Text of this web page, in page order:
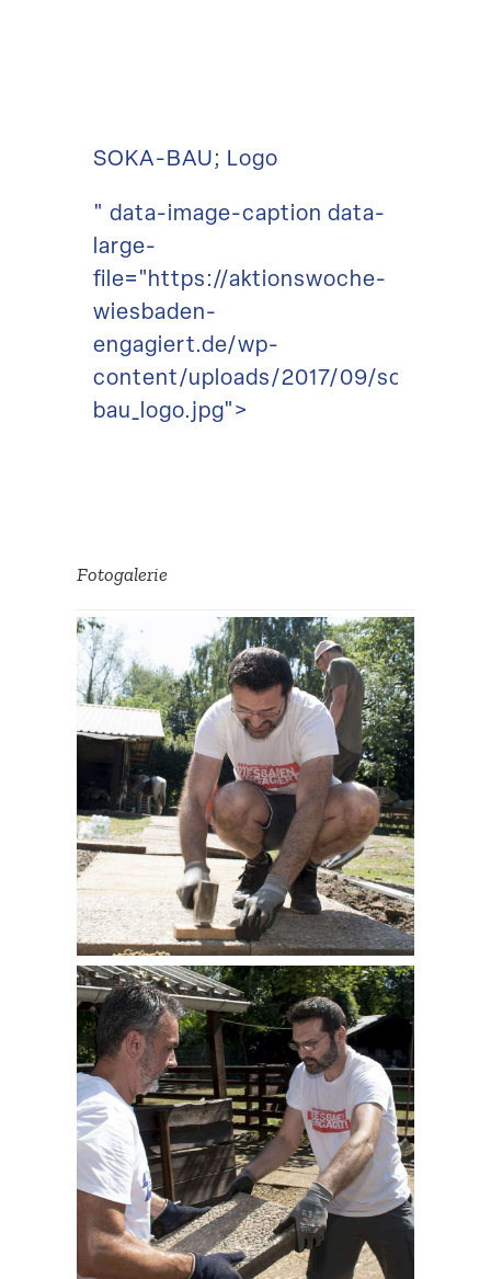
SOKA-BAU; Logo
" data-image-caption data-
large-
file="https://aktionswoche-
wiesbaden-
engagiert.de/wp-
content/uploads/2017/09/soka-
bau_logo.jpg">
Fotoga­lerie